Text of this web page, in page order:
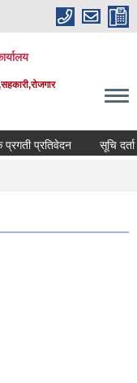
प्रतिवेदन सूचि दर्ता